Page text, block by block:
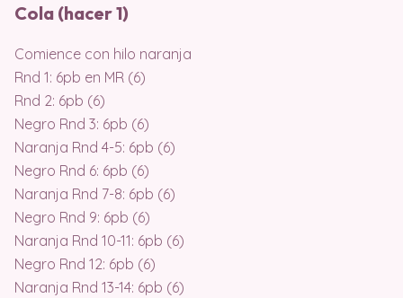
Cola (hacer 1)
Comience con hilo naranja
Rnd 1: 6pb en MR (6)
Rnd 2: 6pb (6)
Negro Rnd 3: 6pb (6)
Naranja Rnd 4-5: 6pb (6)
Negro Rnd 6: 6pb (6)
Naranja Rnd 7-8: 6pb (6)
Negro Rnd 9: 6pb (6)
Naranja Rnd 10-11: 6pb (6)
Negro Rnd 12: 6pb (6)
Naranja Rnd 13-14: 6pb (6)